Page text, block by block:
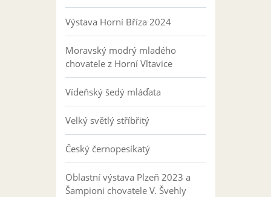
Výstava Horní Bříza 2024
Moravský modrý mladého
chovatele z Horní Vltavice
Vídeňský šedý mláďata
Velký světlý stříbřitý
Český černopesíkatý
Oblastní výstava Plzeň 2023 a
Šampioni chovatele V. Švehly